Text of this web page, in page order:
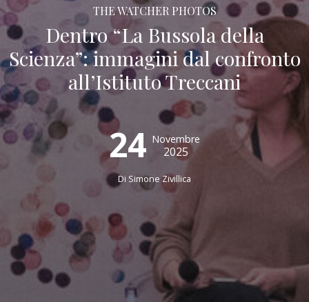
THE WATCHER PHOTOS
Dentro “La Bussola della
Scienza”: immagini dal confronto
all’Istituto Treccani
24 Novembre
2025
Di Simone Zivillica